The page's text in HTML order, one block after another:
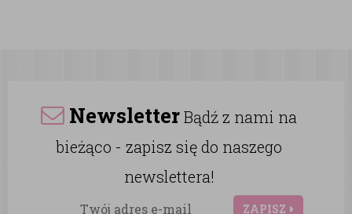
NewsletterBądź z nami na
bieżąco - zapisz się do naszego
newslettera!
ZAPISZ